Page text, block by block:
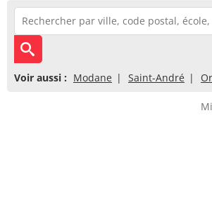
Voir aussi : Modane Saint-André